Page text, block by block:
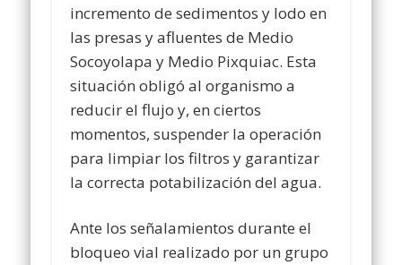
incremento de sedimentos y lodo en
las presas y afluentes de Medio
Socoyolapa y Medio Pixquiac. Esta
situación obligó al organismo a
reducir el flujo y, en ciertos
momentos, suspender la operación
para limpiar los filtros y garantizar
la correcta potabilización del agua.
Ante los señalamientos durante el
bloqueo vial realizado por un grupo